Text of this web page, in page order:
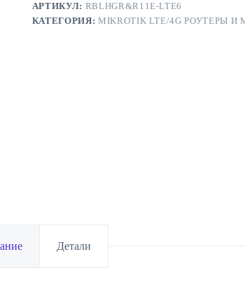
АРТИКУЛ: RBLHGR&R11E-LTE6
КАТЕГОРИЯ: MIKROTIK LTE/4G РОУТЕРЫ
Детали